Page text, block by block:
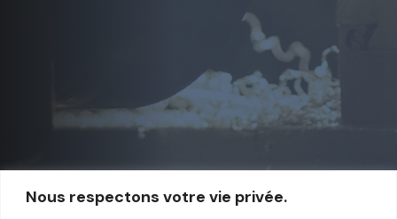
Nous respectons votre vie privée.